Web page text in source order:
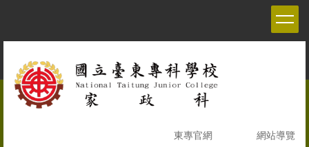
容
東專官網 網站導覽